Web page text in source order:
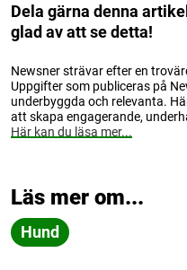
Dela gärna denna
glad av att se detta!
Newsner strävar efter en
Uppgifter som publiceras på
underbyggda och relevanta.
att skapa engagerande,
Här kan du läsa mer...
Läs mer om...
Hund